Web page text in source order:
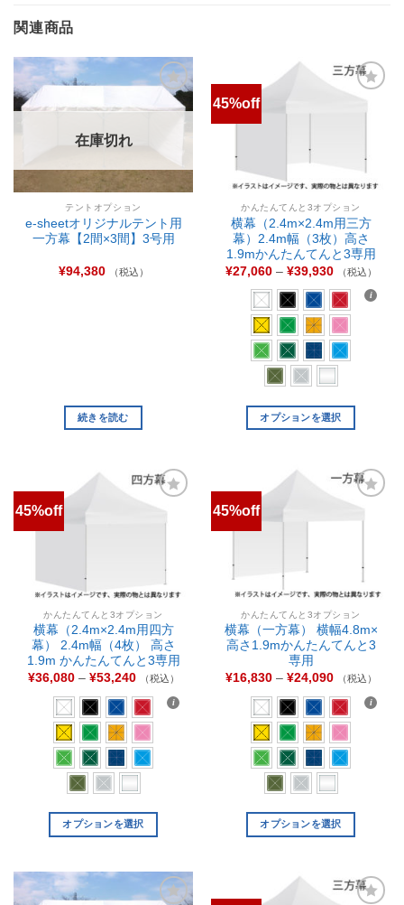
関連商品
お気
在庫切れ
テントオプション
e-sheetオリジナルテント用
一方幕【2間×3間】3号用
¥94,380 （税込）
続きを読む
45%off
お気
に入
かんたんてんと3オプション
横幕（2.4m×2.4m用三方
幕）2.4m幅（3枚）高さ
1.9mかんたんてんと3専用
¥27,060– ¥39,930 （税込）
オプションを選択
45%off
お気
に入
かんたんてんと3オプション
横幕（2.4m×2.4m用四方
幕） 2.4m幅（4枚） 高さ
1.9m かんたんてんと3専用
¥36,080– ¥53,240 （税込）
オプションを選択
45%off
お気
に入
かんたんてんと3オプション
横幕（一方幕） 横幅4.8m×
高さ1.9mかんたんてんと3
専用
¥16,830– ¥24,090 （税込）
オプションを選択